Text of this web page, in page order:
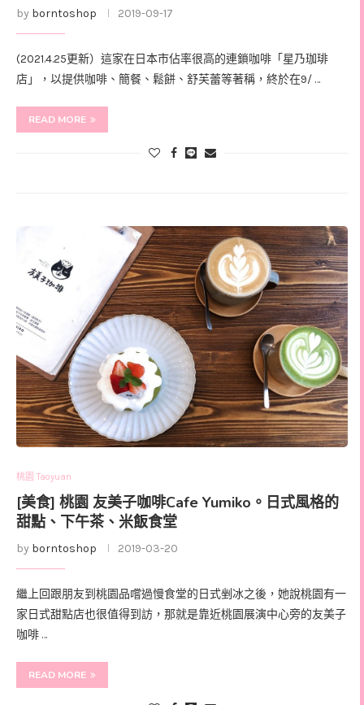
by borntoshop 2019-09-17
(2021.4.25更新）這家在日本市佔率很高的連鎖咖啡「星乃珈琲
店」，以提供咖啡、簡餐、鬆餅、舒芙蕾等著稱，終於在9/ …
READ MORE
桃園 Taoyuan
[美食] 桃園 友美子咖啡Cafe Yumiko。日式風格的
甜點、下午茶、米飯食堂
by borntoshop 2019-03-20
繼上回跟朋友到桃園品嚐過慢食堂的日式剉冰之後，她說桃園有一
家日式甜點店也很值得到訪，那就是靠近桃園展演中心旁的友美子
咖啡 …
READ MORE